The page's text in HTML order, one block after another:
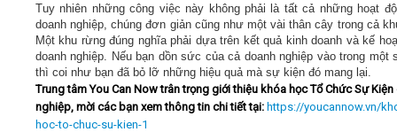
Tuy nhiên những công việc này không phải là tất cả những hoạt
doanh nghiệp, chúng đơn giản cũng như một vài thân cây trong cả
Một khu rừng đúng nghĩa phải dựa trên kết quả kinh doanh và kế
doanh nghiệp. Nếu bạn dồn sức của cả doanh nghiệp vào trong một
thì coi như bạn đã bỏ lỡ những hiệu quả mà sự kiện đó mang lại.
Trung tâm You Can Now trân trọng giới thiệu khóa học Tổ Chức Sự Kiện
nghiệp, mời các bạn xem thông tin chi tiết tại: https://youcannow.vn/
hoc-to-chuc-su-kien-1